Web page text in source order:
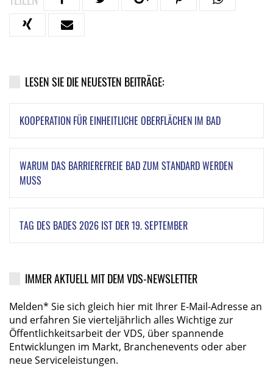
LESEN SIE DIE NEUESTEN BEITRÄGE:
KOOPERATION FÜR EINHEITLICHE OBERFLÄCHEN IM BAD
WARUM DAS BARRIEREFREIE BAD ZUM STANDARD WERDEN
MUSS
TAG DES BADES 2026 IST DER 19. SEPTEMBER
IMMER AKTUELL MIT DEM VDS-NEWSLETTER
Melden* Sie sich gleich hier mit Ihrer E-Mail-Adresse an
und erfahren Sie vierteljährlich alles Wichtige zur
Öffentlichkeitsarbeit der VDS, über spannende
Entwicklungen im Markt, Branchenevents oder aber
neue Serviceleistungen.